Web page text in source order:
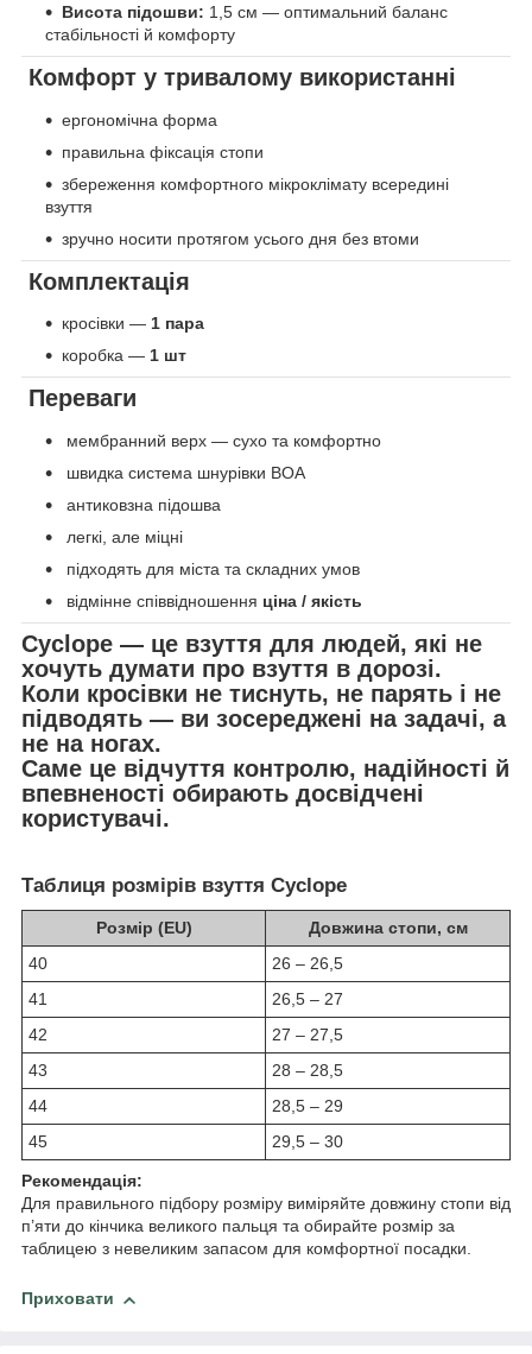
Висота підошви: 1,5 см — оптимальний баланс
стабільності й комфорту
Комфорт у тривалому використанні
ергономічна форма
правильна фіксація стопи
збереження комфортного мікроклімату всередині
взуття
зручно носити протягом усього дня без втоми
Комплектація
кросівки — 1 пара
коробка — 1 шт
Переваги
мембранний верх — сухо та комфортно
швидка система шнурівки BOA
антиковзна підошва
легкі, але міцні
підходять для міста та складних умов
відмінне співвідношення ціна / якість
Cyclope — це взуття для людей, які не
хочуть думати про взуття в дорозі.
Коли кросівки не тиснуть, не парять і не
підводять — ви зосереджені на задачі, а
не на ногах.
Саме це відчуття контролю, надійності й
впевненості обирають досвідчені
користувачі.
Таблиця розмірів взуття Cyclope
Розмір (EU)
Довжина стопи, см
40
26 – 26,5
41
26,5 – 27
42
27 – 27,5
43
28 – 28,5
44
28,5 – 29
45
29,5 – 30
Рекомендація:
Для правильного підбору розміру виміряйте довжину стопи від
п’яти до кінчика великого пальця та обирайте розмір за
таблицею з невеликим запасом для комфортної посадки.
Приховати